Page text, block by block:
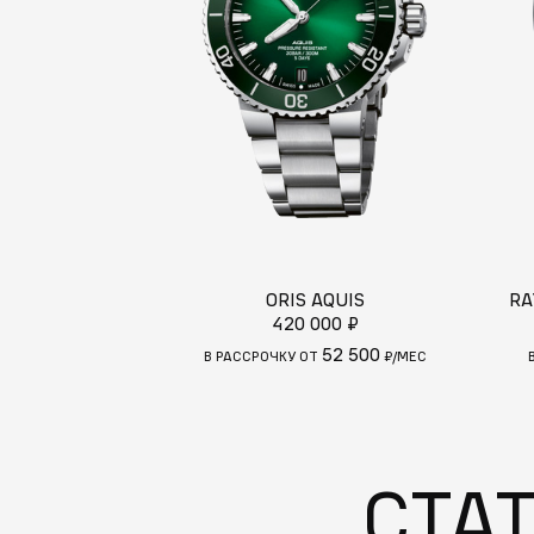
ORIS AQUIS
420 000 ₽
В РАССРОЧКУ ОТ 52 500 ₽/МЕС